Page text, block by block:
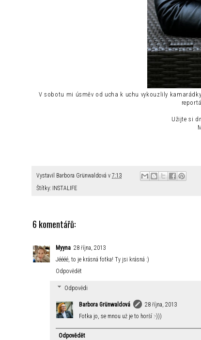
V sobotu mi úsměv od ucha k uchu vykouzlily
Užijte si
Vystavil Barbora Grünwaldová v 7:13
Štítky: INSTALIFE
6 komentářů:
Myyna 28 října, 2013
Jéééé, to je krásná fotka! Ty jsi krásná :)
Odpovědět
Odpovědi
Barbora Grünwaldová
28 října, 2013
Fotka jo, se mnou už je to horší :-)))
Odpovědět